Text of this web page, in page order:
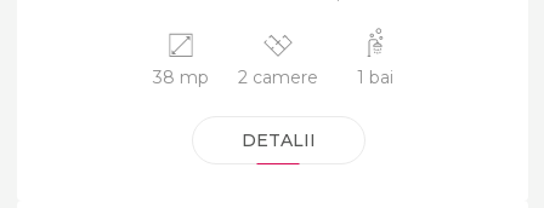
38 mp 2 camere 1 bai
DETALII